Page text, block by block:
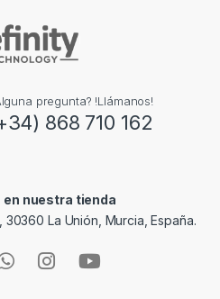
pregunta? !Llámanos!
868 710 162
nuestra tienda
30360 La Unión, Murcia, España.